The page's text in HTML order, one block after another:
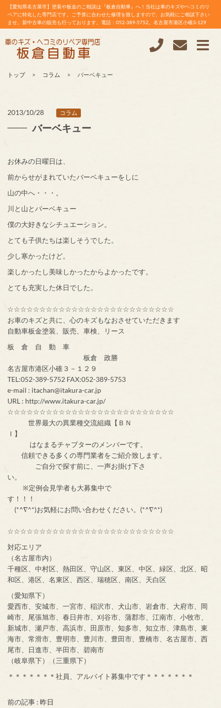
【愛知県名古屋市】塗装や板金のご相談は『板倉自動車』へ！当社は車のキズやヘコミのリ
ペアに特化した専門店です。ご予算に合わせた修理を致しますので、お気軽にご相談下さい
ませ。新中古車の販売も行っております。電話：052-389-5752。名古屋市港区小碓3-129
トップ コラム バーベキュー
2013/10/28 コラム
バーベキュー
お休みの日曜日は、
前からせがまれていたバーベキューをしに
山の中へ・・・。
川と山とバーベキュー
僕の大好きなシチュエーション。
とても子供たちは楽しそうでした。
少し寒かったけど。
楽しかったし美味しかったからよかったです。
とても充実した休日でした。
☆☆☆☆☆☆☆☆☆☆☆☆☆☆☆☆☆☆☆☆☆☆☆☆☆☆
お車のキズと共に、心のキズもなおさせていただきます
自動車板金塗装、販売、車検、リース
板 倉 自 動 車
板倉 政勝
名古屋市港区小碓３－１２９
TEL:052-389-5752 FAX:052-389-5753
e-mail : itachan@itakura-car.jp
URL : http://www.itakura-car.jp/
☆☆☆☆☆☆☆☆☆☆☆☆☆☆☆☆☆☆☆☆☆☆☆☆☆☆
世界最大の異業種交流組織【ＢＮ
Ｉ】
はなまるチャプターのメンバーです。
信頼できる多くの専門業者をご紹介致します。
ご自分で探す前に、一声お掛け下さ
い。
※定例会見学者も大募集中で
す！！！
(*^∇^*)お気軽にお問い合わせください。(*^∇^*)
☆☆☆☆☆☆☆☆☆☆☆☆☆☆☆☆☆☆☆☆☆☆☆☆☆☆
対応エリア
（名古屋市内）
千種区、中村区、熱田区、守山区、東区、中区、緑区、北区、昭
和区、港区、名東区、西区、瑞穂区、南区、天白区
（愛知県下）
愛西市、安城市、一宮市、稲沢市、犬山市、岩倉市、大府市、岡
崎市、尾張旭市、春日井市、刈谷市、蒲郡市、江南市、小牧市、
新城市、瀬戸市、高浜市、田原市、知多市、知立市、津島市、東
海市、常滑市、豊明市、豊川市、豊田市、豊橋市、名古屋市、西
尾市、日進市、半田市、碧南市
（岐阜県下）（三重県下）
＊＊＊＊＊＊＊社員、アルバイト募集中です＊＊＊＊＊＊＊
前の記事 : 昨日